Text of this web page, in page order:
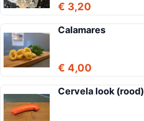
€ 3,20
Calamares
€ 4,00
Cervela look (rood)